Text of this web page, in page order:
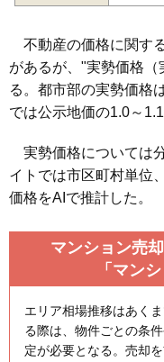
不動産の価格に関す
があるが、"実勢価格
る。都市部の実勢価格
では公示地価の1.0～
実勢価格については
イトでは市区町村単位
価格をAIで推計した。
マンション売
「マン
エリア相場推移はあく
る際は、物件ごとの条
定が必要となる。売却